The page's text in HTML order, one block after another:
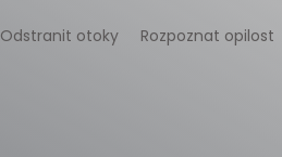
Odstranit otoky Rozpoznat opilost